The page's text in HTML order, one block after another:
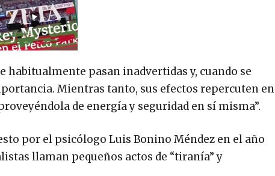
habitualmente pasan inadvertidas y, cuando se
Mientras tanto, sus efectos repercuten en
de energía y seguridad en sí misma”.
por el psicólogo Luis Bonino Méndez en el año
llaman pequeños actos de “tiranía” y